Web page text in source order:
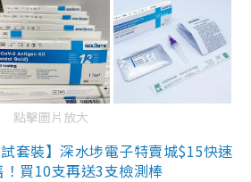
點擊圖片放大
套裝】深水埗電子特賣城$15快速
買10支再送3支檢測棒